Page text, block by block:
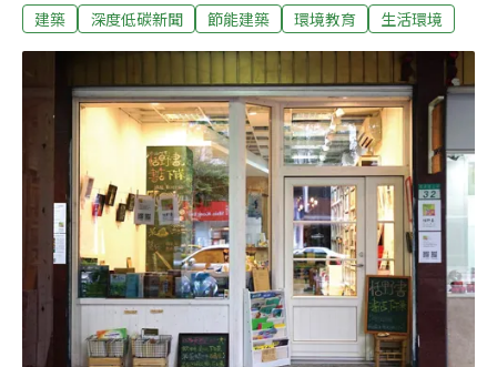
的是國中畢業生，將進行三年的課程，課程將包含德文、
構設計與實作等六項核心能力。上課地點主要在台北市、
桃園市，預計招收43名學生，機構負責人胡湘玲表示，目
前已有30多名學生報名，持續歡迎有興趣的學生與家長和
他們聯絡。汗得學社成立於2004年，是德國與台灣民間共
組的非營利組織，主要推動協力造屋、能源建築與公民能
源自主。「德國的太陽房子怎麼在台灣實踐？」胡湘玲表
示，在2006年出書介紹德國的能源建築後，他們也展開了
自己的實作，並在2010年於台北市青年公園內完成了「台
北市立圖書館太陽圖書館」，一樓是無館員的智慧圖書
館，二樓則是節能展示館。胡湘玲說，這
建築 深度低碳新聞 節能建築 環境教育 生活環境